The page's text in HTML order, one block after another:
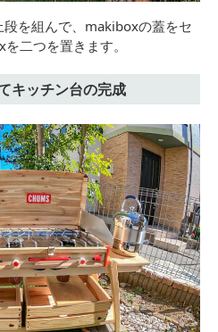
を組んで、makiboxの蓋をセ
二つを置きます。
キッチン台の完成